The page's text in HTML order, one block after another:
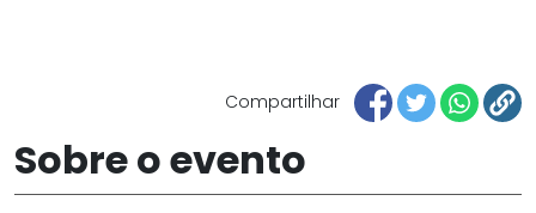
Compartilhar
Sobre o evento